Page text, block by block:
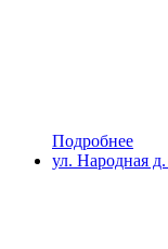
Подробнее
ул. Народная